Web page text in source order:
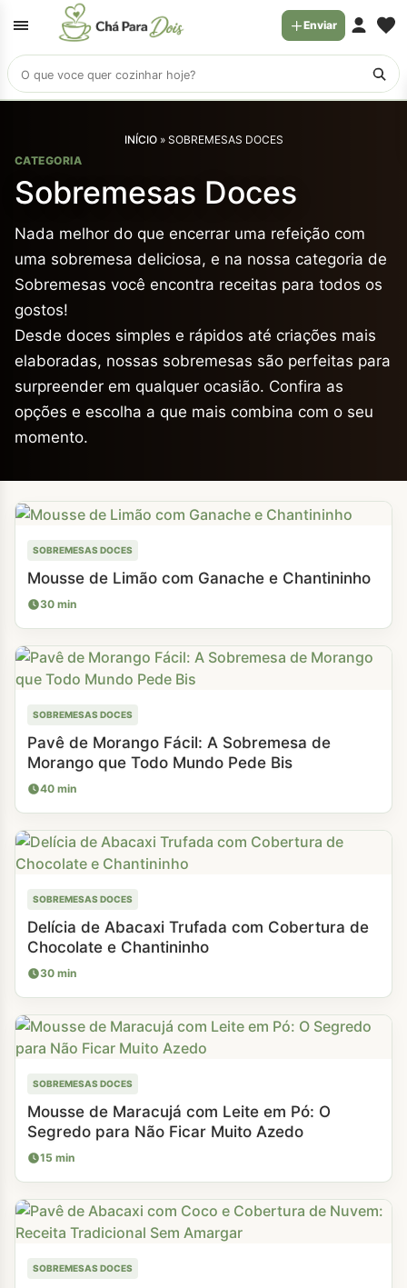
Buscar
receitas
Enviar
INÍCIO» SOBREMESAS DOCES
CATEGORIA
Sobremesas Doces
Nada melhor do que encerrar uma refeição com
uma sobremesa deliciosa, e na nossa categoria de
Sobremesas você encontra receitas para todos os
gostos!
Desde doces simples e rápidos até criações mais
elaboradas, nossas sobremesas são perfeitas para
surpreender em qualquer ocasião. Confira as
opções e escolha a que mais combina com o seu
momento.
SOBREMESAS DOCES
Mousse de Limão com Ganache e Chantininho
30 min
SOBREMESAS DOCES
Pavê de Morango Fácil: A Sobremesa de
Morango que Todo Mundo Pede Bis
40 min
SOBREMESAS DOCES
Delícia de Abacaxi Trufada com Cobertura de
Chocolate e Chantininho
30 min
SOBREMESAS DOCES
Mousse de Maracujá com Leite em Pó: O
Segredo para Não Ficar Muito Azedo
15 min
SOBREMESAS DOCES